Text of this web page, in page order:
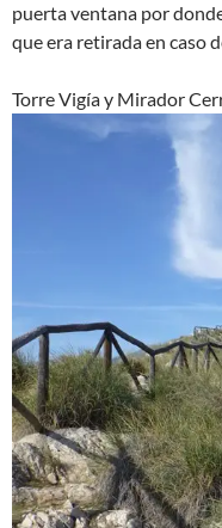
puerta ventana por
que era retirada en caso
Torre Vigía y Mirador